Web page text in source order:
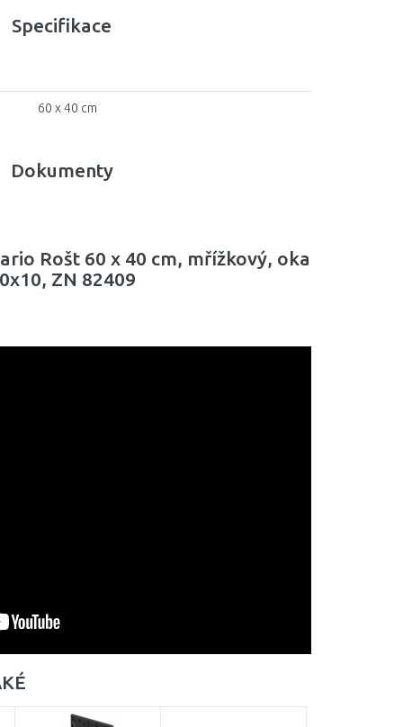
Specifikace
60 x 40 cm
Dokumenty
Rošt 60 x 40 cm, mřížkový, oka
ZN 82409